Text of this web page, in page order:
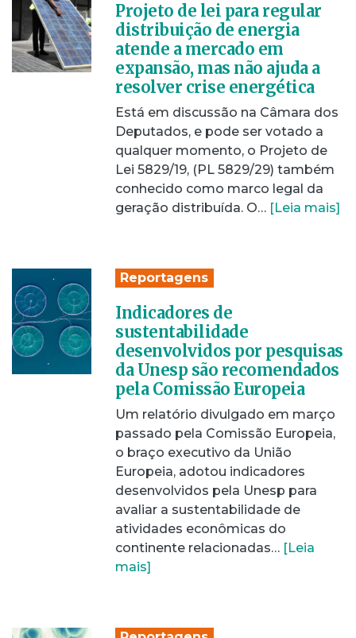
Projeto de lei para regular
distribuição de energia
atende a mercado em
expansão, mas não ajuda a
resolver crise energética
Está em discussão na Câmara dos
Deputados, e pode ser votado a
qualquer momento, o Projeto de
Lei 5829/19, (PL 5829/29) também
conhecido como marco legal da
geração distribuída. O… [Leia mais]
Reportagens
Indicadores de
sustentabilidade
desenvolvidos por pesquisas
da Unesp são recomendados
pela Comissão Europeia
Um relatório divulgado em março
passado pela Comissão Europeia,
o braço executivo da União
Europeia, adotou indicadores
desenvolvidos pela Unesp para
avaliar a sustentabilidade de
atividades econômicas do
continente relacionadas… [Leia
mais]